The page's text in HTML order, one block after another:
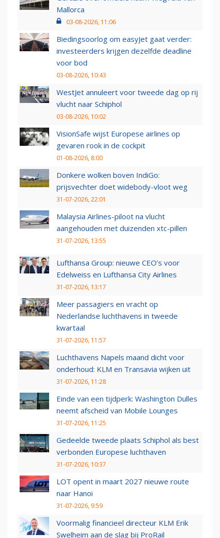
Mallorca
03-08-2026, 11:06
Biedingsoorlog om easyJet gaat verder:
investeerders krijgen dezelfde deadline
voor bod
03-08-2026, 10:43
WestJet annuleert voor tweede dag op rij
vlucht naar Schiphol
03-08-2026, 10:02
VisionSafe wijst Europese airlines op
gevaren rook in de cockpit
01-08-2026, 8:00
Donkere wolken boven IndiGo:
prijsvechter doet widebody-vloot weg
31-07-2026, 22:01
Malaysia Airlines-piloot na vlucht
aangehouden met duizenden xtc-pillen
31-07-2026, 13:55
Lufthansa Group: nieuwe CEO’s voor
Edelweiss en Lufthansa City Airlines
31-07-2026, 13:17
Meer passagiers en vracht op
Nederlandse luchthavens in tweede
kwartaal
31-07-2026, 11:57
Luchthavens Napels maand dicht voor
onderhoud: KLM en Transavia wijken uit
31-07-2026, 11:28
Einde van een tijdperk: Washington Dulles
neemt afscheid van Mobile Lounges
31-07-2026, 11:25
Gedeelde tweede plaats Schiphol als best
verbonden Europese luchthaven
31-07-2026, 10:37
LOT opent in maart 2027 nieuwe route
naar Hanoi
31-07-2026, 9:59
Voormalig financieel directeur KLM Erik
Swelheim aan de slag bij ProRail